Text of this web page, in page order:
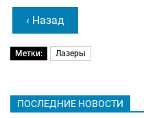
‹ Назад
Метки: Лазеры
ПОСЛЕДНИЕ НОВОСТИ